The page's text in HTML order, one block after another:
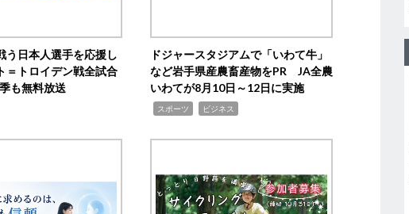
う日本人選手を応援し
トロイデン戦全試合
も無料放送
ドジャースタジアムで「いわて牛」
など岩手県産農畜産物をPR JA全農
いわてが8月10日～12日に実施
スポーツ ビジネス